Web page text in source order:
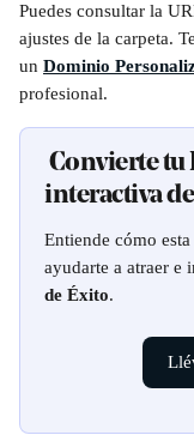
Puedes consultar la
ajustes de la carpeta.
un Dominio
profesional.
Convierte tu
interactiva
Entiende cómo
ayudarte a atraer e
de Éxito.